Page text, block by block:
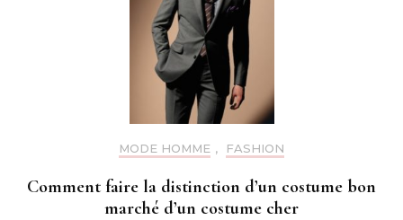
MODE HOMME , FASHION
Comment faire la distinction d’un costume bon
marché d’un costume cher